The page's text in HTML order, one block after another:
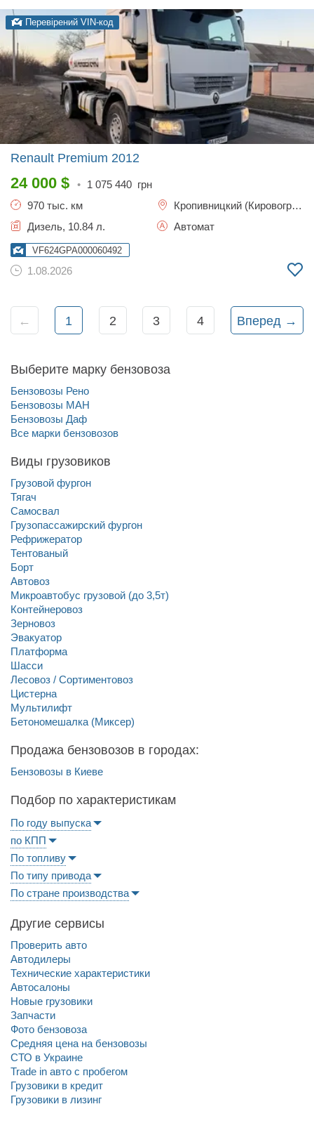
Перевірений VIN-код
Renault Premium 2012
24 000 $ • 1 075 440 грн
970 тыс. км
Кропивницкий (Кировоград)
Дизель, 10.84 л.
Автомат
VF624GPA000060492
1.08.2026
← 1 2 3 4 Вперед →
Выберите марку бензовоза
Бензовозы Рено
Бензовозы МАН
Бензовозы Даф
Все марки бензовозов
Виды грузовиков
Грузовой фургон
Тягач
Самосвал
Грузопассажирский фургон
Рефрижератор
Тентованый
Борт
Автовоз
Микроавтобус грузовой (до 3,5т)
Контейнеровоз
Зерновоз
Эвакуатор
Платформа
Шасси
Лесовоз / Сортиментовоз
Цистерна
Мультилифт
Бетономешалка (Миксер)
Продажа бензовозов в городах:
Бензовозы в Киеве
Подбор по характеристикам
По году выпуска
по КПП
По топливу
По типу привода
По стране производства
Другие сервисы
Проверить авто
Автодилеры
Технические характеристики
Автосалоны
Новые грузовики
Запчасти
Фото бензовоза
Средняя цена на бензовозы
СТО в Украине
Trade in авто c пробегом
Грузовики в кредит
Грузовики в лизинг